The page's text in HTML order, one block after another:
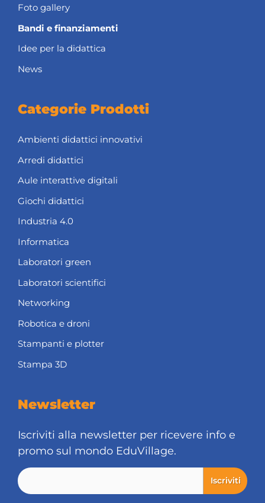
Foto gallery
Bandi e finanziamenti
Idee per la didattica
News
Categorie Prodotti
Ambienti didattici innovativi
Arredi didattici
Aule interattive digitali
Giochi didattici
Industria 4.0
Informatica
Laboratori green
Laboratori scientifici
Networking
Robotica e droni
Stampanti e plotter
Stampa 3D
Newsletter
Iscriviti alla newsletter per ricevere info e
promo sul mondo EduVillage.